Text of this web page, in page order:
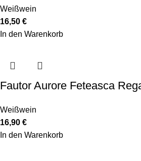
Weißwein
16,50 €
In den Warenkorb
Fautor Aurore Feteasca
Weißwein
16,90 €
In den Warenkorb